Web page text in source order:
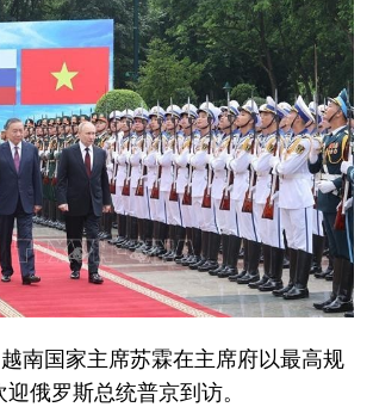
南国家主席苏霖在主席府以最高规
俄罗斯总统普京到访。